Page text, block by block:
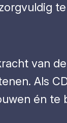
van
Als
én te